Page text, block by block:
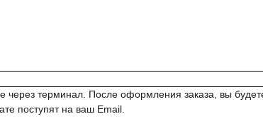
через терминал. После оформления заказа, вы
поступят на ваш Email.